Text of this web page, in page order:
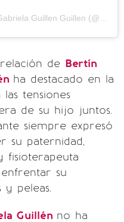
Una publicación compartida por Gabriela Guillen Guillen (@gabymagy)
de Bertín
ha destacado en la
tensiones
de su hijo juntos.
siempre expresó
su paternidad,
fisioterapeuta
su
peleas.
Guillén no ha